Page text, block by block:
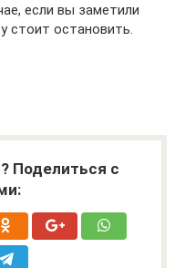
если вы заметили
стоит остановить.
Поделиться с